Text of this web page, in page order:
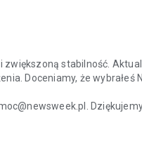
stabilność.
Doceniamy, że wybrałeś